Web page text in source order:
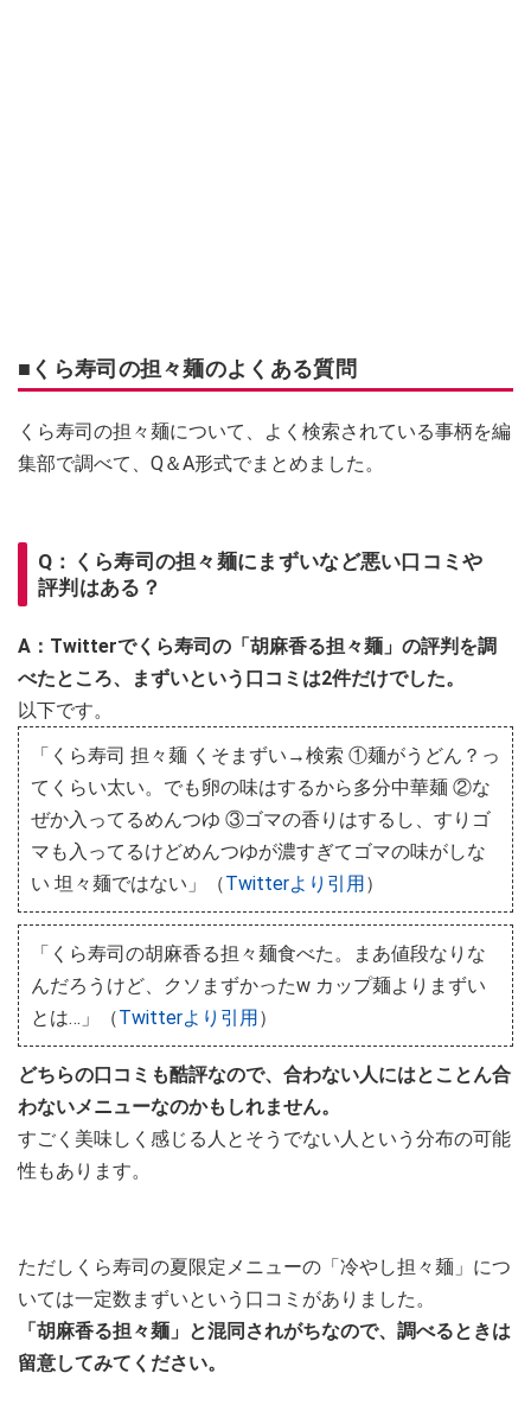
■くら寿司の担々麺のよくある質問
くら寿司の担々麺について、よく検索されている事柄を編
集部で調べて、Q＆A形式でまとめました。
Q：くら寿司の担々麺にまずいなど悪い口コミや
評判はある？
A：Twitterでくら寿司の「胡麻香る担々麺」の評判を調
べたところ、まずいという口コミは2件だけでした。
以下です。
「くら寿司 担々麺 くそまずい→検索 ①麺がうどん？っ
てくらい太い。でも卵の味はするから多分中華麺 ②な
ぜか入ってるめんつゆ ③ゴマの香りはするし、すりゴ
マも入ってるけどめんつゆが濃すぎてゴマの味がしな
い 坦々麺ではない」（Twitterより引用）
「くら寿司の胡麻香る担々麺食べた。まあ値段なりな
んだろうけど、クソまずかったw カップ麺よりまずい
とは…」（Twitterより引用）
どちらの口コミも酷評なので、合わない人にはとことん合
わないメニューなのかもしれません。
すごく美味しく感じる人とそうでない人という分布の可能
性もあります。
ただしくら寿司の夏限定メニューの「冷やし担々麺」につ
いては一定数まずいという口コミがありました。
「胡麻香る担々麺」と混同されがちなので、調べるときは
留意してみてください。